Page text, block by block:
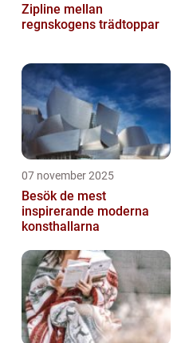
Zipline mellan
regnskogens trädtoppar
07 november 2025
Besök de mest
inspirerande moderna
konsthallarna